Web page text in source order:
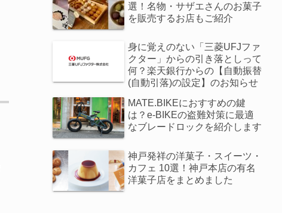
選！名物・サザエさんのお菓子
を販売するお店もご紹介
身に覚えのない「三菱UFJファ
クター」からの引き落としって
何？楽天銀行からの【自動振替
(自動引落)の設定】のお知らせ
MATE.BIKEにおすすめの鍵
は？e-BIKEの盗難対策に最適
なブレードロックを紹介します
神戸発祥の洋菓子・スイーツ・
カフェ 10選！神戸本店の有名
洋菓子店をまとめました